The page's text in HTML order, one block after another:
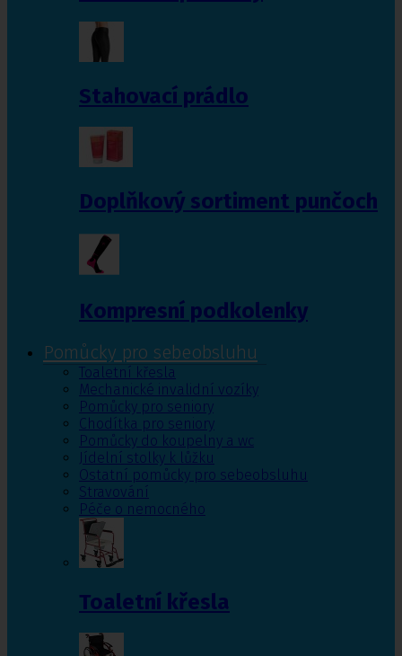
Stahovací prádlo
Doplňkový sortiment punčoch
Kompresní podkolenky
Pomůcky pro sebeobsluhu
Toaletní křesla
Mechanické invalidní vozíky
Pomůcky pro seniory
Chodítka pro seniory
Pomůcky do koupelny a wc
Jídelní stolky k lůžku
Ostatní pomůcky pro sebeobsluhu
Stravování
Péče o nemocného
Toaletní křesla